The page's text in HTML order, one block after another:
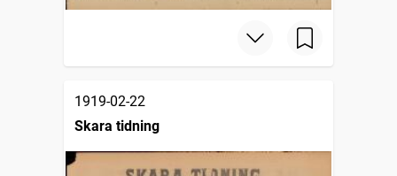
1919-02-22
Skara tidning